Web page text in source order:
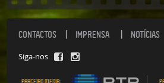
CONTACTOS IMPRENSA NOTÍCIAS
Siga-nos
Parceiro media: